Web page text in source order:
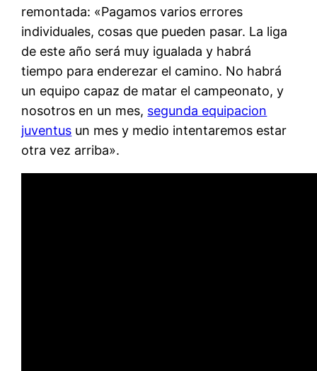
remontada: «Pagamos varios errores
individuales, cosas que pueden pasar. La liga
de este año será muy igualada y habrá
tiempo para enderezar el camino. No habrá
un equipo capaz de matar el campeonato, y
nosotros en un mes, segunda equipacion
juventus un mes y medio intentaremos estar
otra vez arriba».